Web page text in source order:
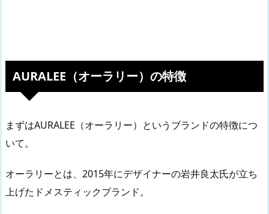
AURALEE（オーラリー）の特徴
まずはAURALEE（オーラリー）というブランドの特徴につ
いて。
オーラリーとは、2015年にデザイナーの岩井良太氏が立ち
上げたドメスティックブランド。